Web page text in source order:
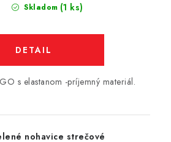
Skladom (1 ks)
DETAIL
s elastanom -príjemný materiál.
nohavice strečové